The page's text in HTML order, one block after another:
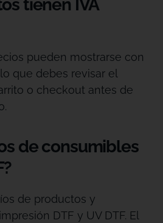
tienen IVA
pueden mostrarse con
lo que debes revisar el
o checkout antes de
de consumibles
de productos y
DTF y UV DTF. El